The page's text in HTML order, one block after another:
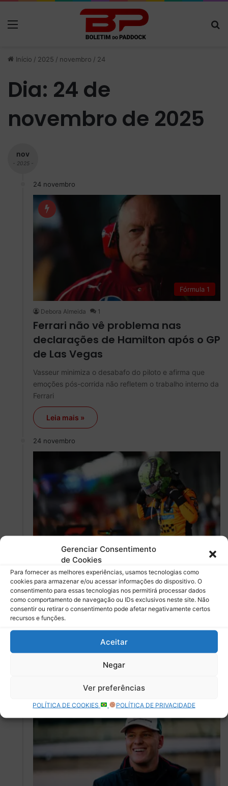
Gerenciar Consentimento
de Cookies
Para fornecer as melhores experiências, usamos tecnologias como
cookies para armazenar e/ou acessar informações do dispositivo. O
consentimento para essas tecnologias nos permitirá processar dados
como comportamento de navegação ou IDs exclusivos neste site. Não
consentir ou retirar o consentimento pode afetar negativamente certos
recursos e funções.
Aceitar
Negar
Ver preferências
POLÍTICA DE COOKIES POLÍTICA DE PRIVACIDADE
Início / 2025 / novembro / 24
Dia: 24 de
novembro de 2025
nov
- 2025 -
24 novembro
Fórmula 1
Debora Almeida 1
Ferrari não vê problema nas
declarações de Hamilton após o GP
de Las Vegas
Vasseur minimiza o desabafo do piloto e afirma que
emoções pós-corrida não refletem o trabalho interno da
Ferrari
Leia mais »
24 novembro
McLaren lamenta desclassificação
de Norris e Piastri e pede desculpas
após irregularidade
Equipe atribui desgaste da prancha a oscilações
inesperadas no MCL39 e admite frustração com perda
de pontos importantes na reta…